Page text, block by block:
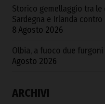
Storico gemellaggio tra le
Sardegna e Irlanda
8 Agosto 2026
Olbia, a fuoco due
Agosto 2026
ARCHIVI